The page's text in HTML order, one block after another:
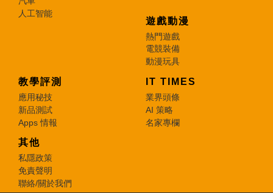
人工智能
遊戲動漫
熱門遊戲
電競裝備
動漫玩具
教學評測
應用秘技
新品測試
Apps 情報
IT TIMES
業界頭條
AI 策略
名家專欄
其他
私隱政策
免責聲明
聯絡/關於我們